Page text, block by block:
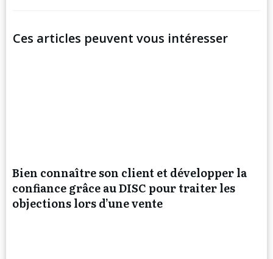
Ces articles peuvent vous intéresser
Bien connaître son client et développer la
confiance grâce au DISC pour traiter les
objections lors d’une vente